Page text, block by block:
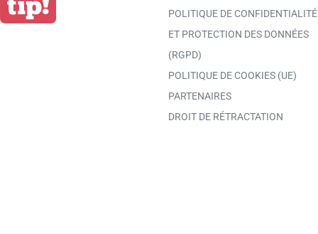
POLITIQUE DE CONFIDENTIALITÉ
ET PROTECTION DES DONNÉES
(RGPD)
POLITIQUE DE COOKIES (UE)
PARTENAIRES
DROIT DE RÉTRACTATION